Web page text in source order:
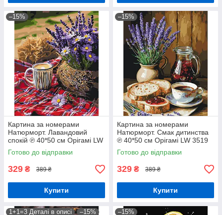
–15%
Картина за номерами
Натюрморт. Лавандовий
спокій ℗ 40*50 см Орігамі LW
3517
Готово до відправки
329 ₴ 389 ₴
Купити
–15%
Картина за номерами
Натюрморт. Смак дитинства
℗ 40*50 см Орігамі LW 3519
Готово до відправки
329 ₴ 389 ₴
Купити
1+1=3 Деталі в описі –15% –15%